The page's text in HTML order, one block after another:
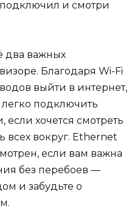
и смотри
два важных
Благодаря Wi-Fi
выйти в интернет,
подключить
хочется смотреть
всех вокруг. Ethernet
если вам важна
без перебоев —
и забудьте о